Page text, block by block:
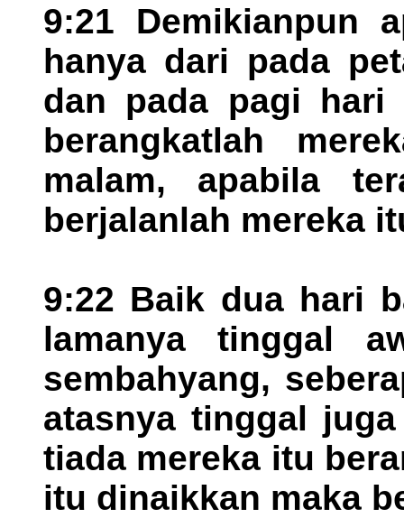
9:21 Demikianpun
hanya dari pada
dan pada pagi hari
berangkatlah
malam, apabila
berjalanlah mereka
9:22 Baik dua hari
lamanya tinggal
sembahyang,
atasnya tinggal
tiada mereka itu
itu dinaikkan maka